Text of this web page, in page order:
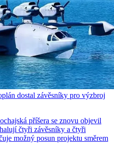
dostal závěsníky pro výzbroj
příšera se znovu objevil
čtyři závěsníky a čtyři
možný posun projektu směrem